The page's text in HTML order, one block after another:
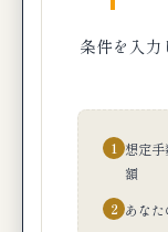
条件を入力
1
想定
額
2 あな